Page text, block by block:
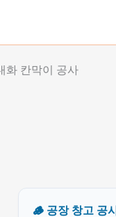
화 칸막이 공사
🪵 공장 창고 공